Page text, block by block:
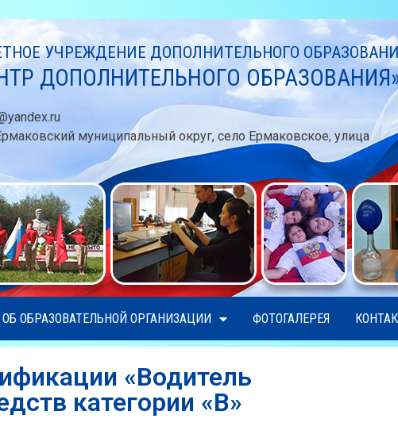
УЧРЕЖДЕНИЕ ДОПОЛНИТЕЛЬНОГО
ДОПОЛНИТЕЛЬНОГО
муниципальный округ, село Ермаковское, улица
ОБРАЗОВАТЕЛЬНОЙ ОРГАНИЗАЦИИ ФОТОГАЛЕРЕЯ
«Водитель
категории «В»